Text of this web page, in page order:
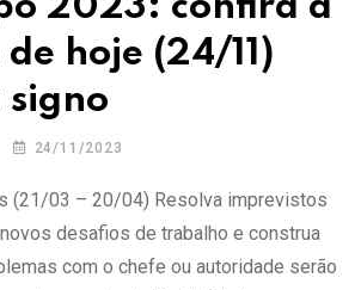
2023: confira a
hoje (24/11)
signo
24/11/2023
(21/03 – 20/04) Resolva imprevistos
desafios de trabalho e construa
com o chefe ou autoridade serão